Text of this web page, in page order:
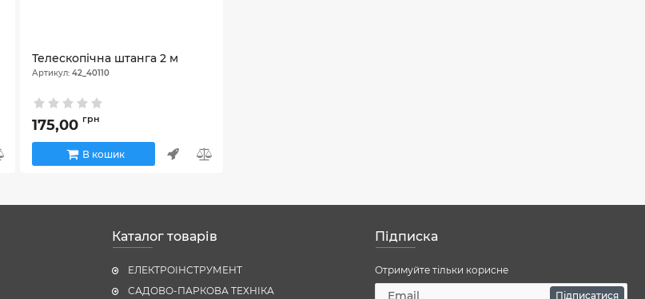
Телескопічна штанга 2 м
Артикул:42_40110
175,00 грн
В кошик
Каталог товарів
ЕЛЕКТРОІНСТРУМЕНТ
САДОВО-ПАРКОВА ТЕХНІКА
Підписка
Отримуйте тільки корисне
Підписатися